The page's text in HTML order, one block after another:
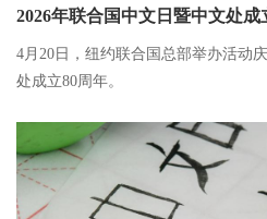
2026年联合国中文日暨中文处
4月20日，纽约联合国总部举办活动
处成立80周年。